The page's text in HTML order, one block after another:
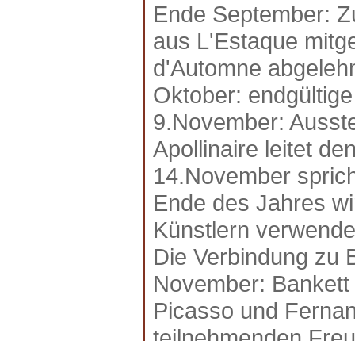
Ende September:
aus L'Estaque
d'Automne
Oktober:
9.November:
Apollinaire leitet
14.November
Ende des Jahres
Künstlern
Die Verbindung zu
November:
Picasso und